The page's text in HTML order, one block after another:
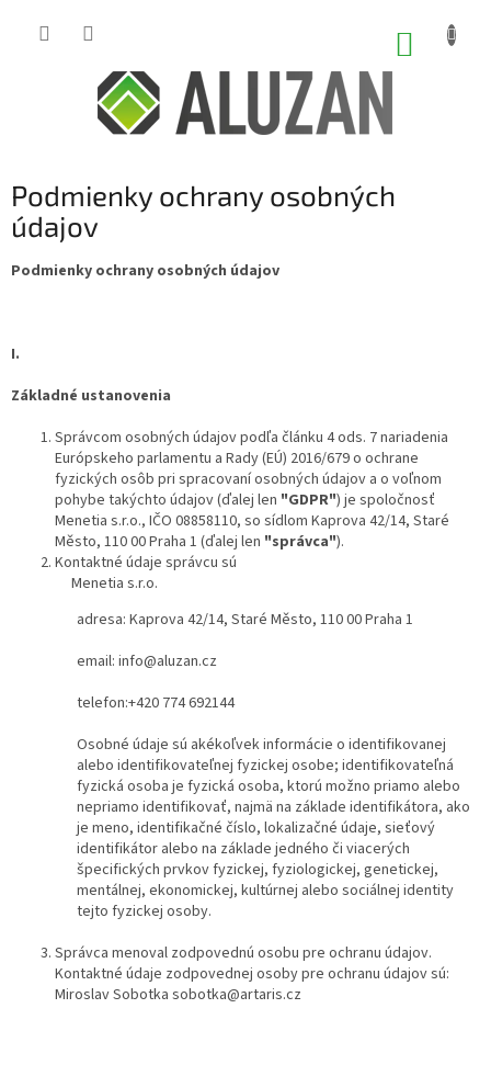
Podmienky ochrany osobných
údajov
Podmienky ochrany osobných údajov
I.
Základné ustanovenia
Správcom osobných údajov podľa článku 4 ods. 7 nariadenia
Európskeho parlamentu a Rady (EÚ) 2016/679 o ochrane
fyzických osôb pri spracovaní osobných údajov a o voľnom
pohybe takýchto údajov (ďalej len "GDPR") je spoločnosť
Menetia s.r.o., IČO 08858110, so sídlom Kaprova 42/14, Staré
Město, 110 00 Praha 1 (ďalej len "správca").
Kontaktné údaje správcu sú
Menetia s.r.o.
adresa: Kaprova 42/14, Staré Město, 110 00 Praha 1
email: info@aluzan.cz
telefon:+420 774 692144
Osobné údaje sú akékoľvek informácie o identifikovanej
alebo identifikovateľnej fyzickej osobe; identifikovateľná
fyzická osoba je fyzická osoba, ktorú možno priamo alebo
nepriamo identifikovať, najmä na základe identifikátora, ako
je meno, identifikačné číslo, lokalizačné údaje, sieťový
identifikátor alebo na základe jedného či viacerých
špecifických prvkov fyzickej, fyziologickej, genetickej,
mentálnej, ekonomickej, kultúrnej alebo sociálnej identity
tejto fyzickej osoby.
Správca menoval zodpovednú osobu pre ochranu údajov.
Kontaktné údaje zodpovednej osoby pre ochranu údajov sú:
Miroslav Sobotka sobotka@artaris.cz